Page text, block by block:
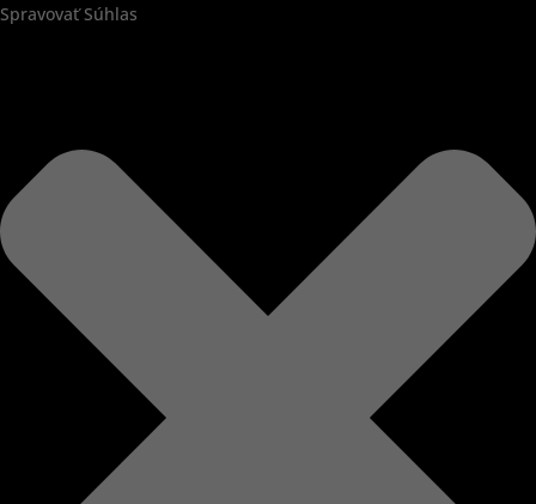
Spravovať Súhlas